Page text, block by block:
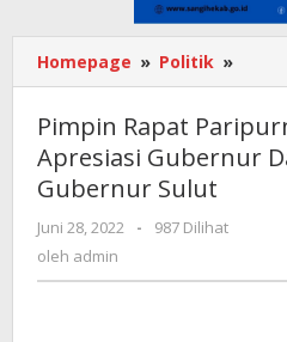
Homepage » Politik »
Rapat
Sulut
Pimpin Rapat
Apresiasi Gubernur
Gubernur Sulut
Juni 28, 2022
oleh
-
987 Dilihat
oleh admin